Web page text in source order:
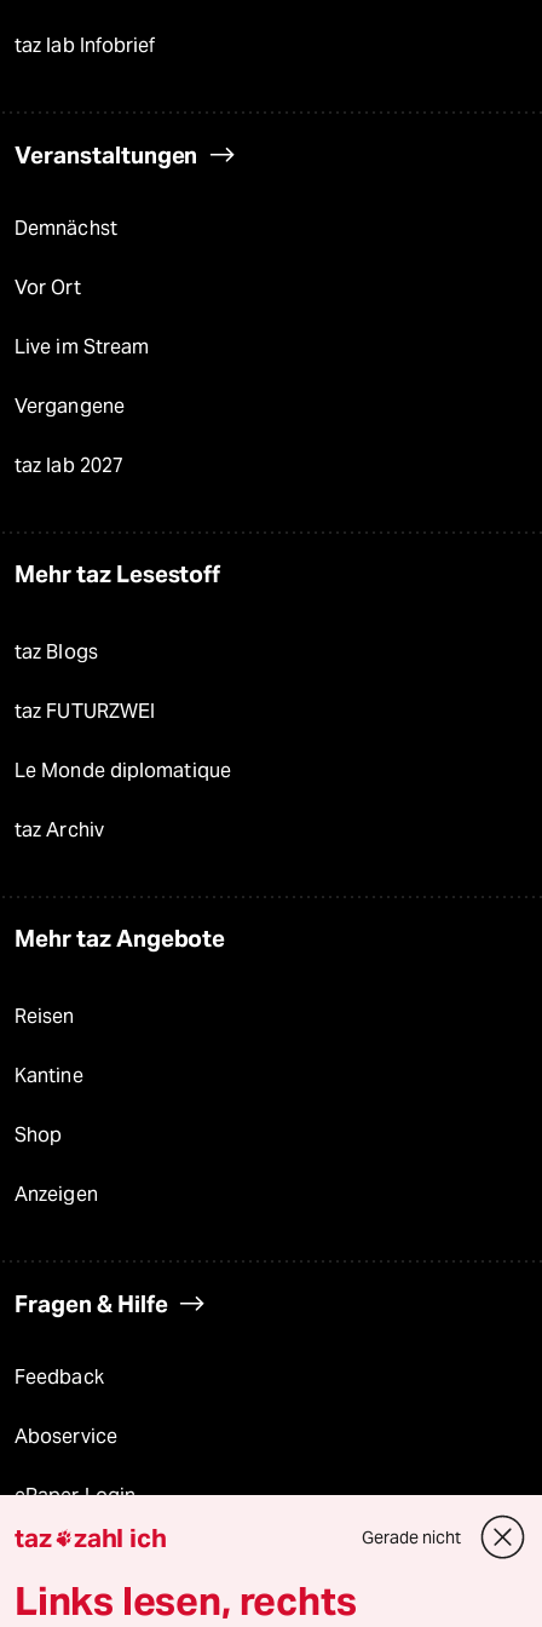
taz lab Infobrief
Veranstaltungen
Demnächst
Vor Ort
Live im Stream
Vergangene
taz lab 2027
Mehr taz Lesestoff
taz Blogs
taz FUTURZWEI
Le Monde diplomatique
taz Archiv
Mehr taz Angebote
Reisen
Kantine
Shop
Anzeigen
Fragen & Hilfe
Feedback
Aboservice
ePaper Login
Downloads für Abonnierende
taz zahl ich Gerade nicht
Links lesen, rechts